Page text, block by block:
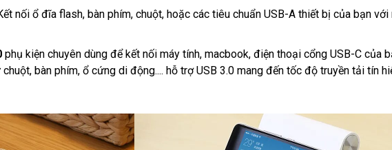
nối ổ đĩa flash, bàn phím, chuột, hoặc các tiêu chuẩn USB-A thiết bị của bạn với
phụ kiện chuyên dùng để kết nối máy tính, macbook, điện thoại cổng USB-C của
bàn phím, ổ cứng di động.... hỗ trợ USB 3.0 mang đến tốc độ truyền tải tín